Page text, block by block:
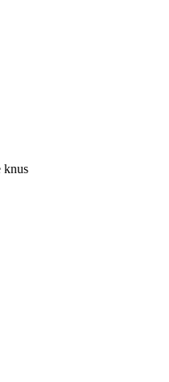
knus